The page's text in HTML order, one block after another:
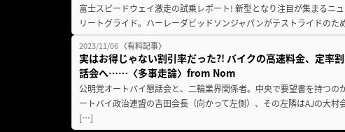
富士スピードウェイ激走の試乗レポート! 新型となり注目が集まるニ
リートグライド。ハーレーダビッドソンジャパンがテストライドの
2023/11/06 〈有料記事〉
実はお得じゃない割引率だった?! バイクの高速料金、定率
話会へ……〈多事走論〉from Nom
公明党オートバイ懇話会と、二輪業界関係者。中央で要望書を持つの
ートバイ政治連盟の吉田会長（向かって左側）、その左隣はAJの大
[…]